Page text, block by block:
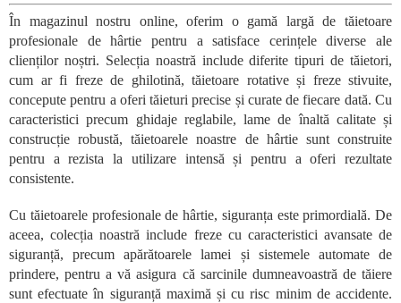
n
t
r
o
l
u
l
l
i
s
r
i
l
o
r
În magazinul nostru online, oferim o gamă largă de tăietoare
profesionale de hârtie pentru a satisface cerințele diverse ale
clienților noștri. Selecția noastră include diferite tipuri de tăietori,
cum ar fi freze de ghilotină, tăietoare rotative și freze stivuite,
concepute pentru a oferi tăieturi precise și curate de fiecare dată. Cu
caracteristici precum ghidaje reglabile, lame de înaltă calitate și
construcție robustă, tăietoarele noastre de hârtie sunt construite
pentru a rezista la utilizare intensă și pentru a oferi rezultate
consistente.
Cu tăietoarele profesionale de hârtie, siguranța este primordială. De
aceea, colecția noastră include freze cu caracteristici avansate de
siguranță, precum apărătoarele lamei și sistemele automate de
prindere, pentru a vă asigura că sarcinile dumneavoastră de tăiere
sunt efectuate în siguranță maximă și cu risc minim de accidente.